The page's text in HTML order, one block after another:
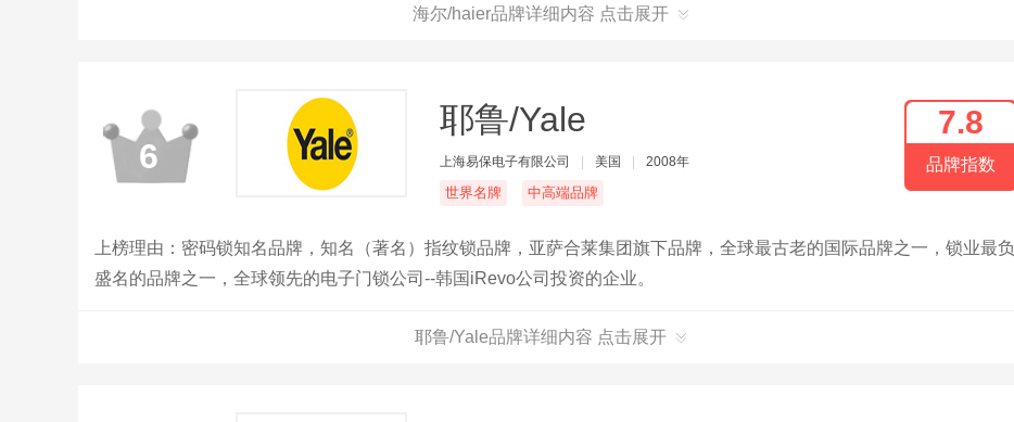
年海尔实现全球收入3718亿元，利润总额267亿元，同比增长6%，在全球拥有广泛的研发、制造和销售网络。
海尔/haier品牌详细内容 点击展开
6
耶鲁/Yale
上海易保电子有限公司 美国 2008年
世界名牌 中高端品牌
7.8
品牌指数
上榜理由：密码锁知名品牌，知名（著名）指纹锁品牌，亚萨合莱集团旗下品牌，全球最古老的国际品牌之一，锁业最负
盛名的品牌之一，全球领先的电子门锁公司--韩国iRevo公司投资的企业。
耶鲁/Yale品牌详细内容 点击展开